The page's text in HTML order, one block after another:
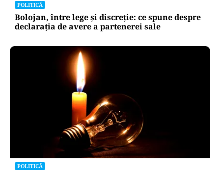
POLITICĂ
Bolojan, între lege și discreție: ce spune despre
declarația de avere a partenerei sale
POLITICĂ